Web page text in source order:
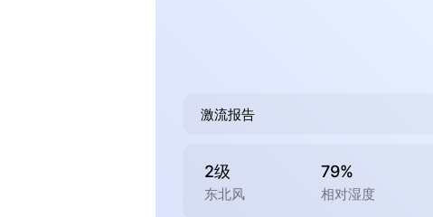
激流报告
2级
东北风
79%
相对湿度